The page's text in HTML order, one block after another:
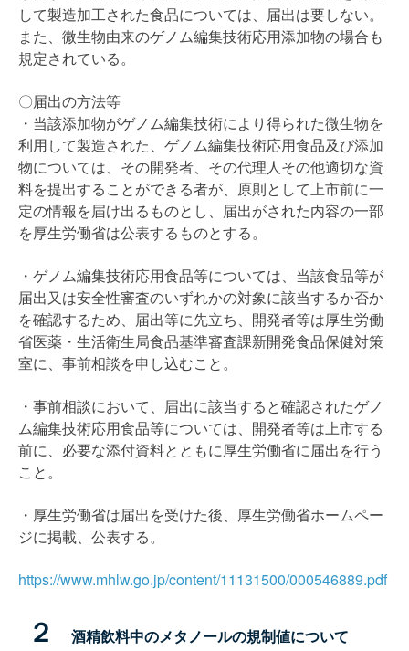
して製造加工された食品については、届出は要しない。
また、微生物由来のゲノム編集技術応用添加物の場合も
規定されている。
〇届出の方法等
・当該添加物がゲノム編集技術により得られた微生物を
利用して製造された、ゲノム編集技術応用食品及び添加
物については、その開発者、その代理人その他適切な資
料を提出することができる者が、原則として上市前に一
定の情報を届け出るものとし、届出がされた内容の一部
を厚生労働省は公表するものとする。
・ゲノム編集技術応用食品等については、当該食品等が
届出又は安全性審査のいずれかの対象に該当するか否か
を確認するため、届出等に先立ち、開発者等は厚生労働
省医薬・生活衛生局食品基準審査課新開発食品保健対策
室に、事前相談を申し込むこと。
・事前相談において、届出に該当すると確認されたゲノ
ム編集技術応用食品等については、開発者等は上市する
前に、必要な添付資料とともに厚生労働省に届出を行う
こと。
・厚生労働省は届出を受けた後、厚生労働省ホームペー
ジに掲載、公表する。
https://www.mhlw.go.jp/content/11131500/000546889.pdf
２ 酒精飲料中のメタノールの規制値について